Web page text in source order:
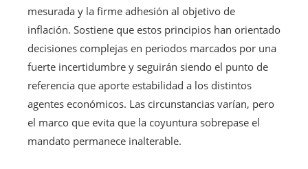
mesurada y la firme adhesión al objetivo de
inflación. Sostiene que estos principios han orientado
decisiones complejas en periodos marcados por una
fuerte incertidumbre y seguirán siendo el punto de
referencia que aporte estabilidad a los distintos
agentes económicos. Las circunstancias varían, pero
el marco que evita que la coyuntura sobrepase el
mandato permanece inalterable.